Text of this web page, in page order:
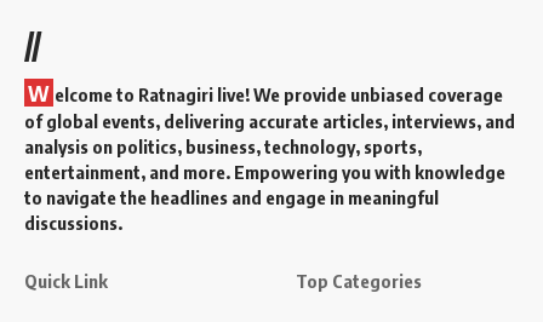
//
W elcome to Ratnagiri live! We provide unbiased coverage
of global events, delivering accurate articles, interviews, and
analysis on politics, business, technology, sports,
entertainment, and more. Empowering you with knowledge
to navigate the headlines and engage in meaningful
discussions.
Quick Link Top Categories